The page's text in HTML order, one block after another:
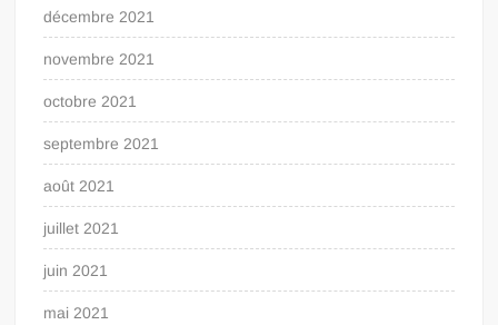
décembre 2021
novembre 2021
octobre 2021
septembre 2021
août 2021
juillet 2021
juin 2021
mai 2021